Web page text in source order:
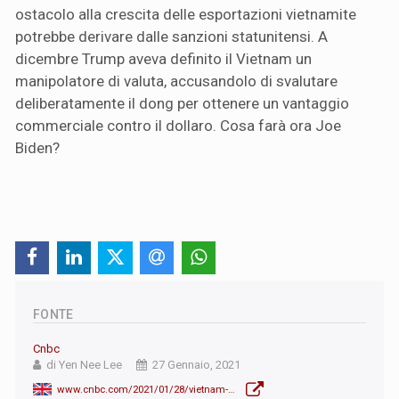
ostacolo alla crescita delle esportazioni vietnamite
potrebbe derivare dalle sanzioni statunitensi. A
dicembre Trump aveva definito il Vietnam un
manipolatore di valuta, accusandolo di svalutare
deliberatamente il dong per ottenere un vantaggio
commerciale contro il dollaro. Cosa farà ora Joe
Biden?
FONTE
Cnbc
di Yen Nee Lee
27 Gennaio, 2021